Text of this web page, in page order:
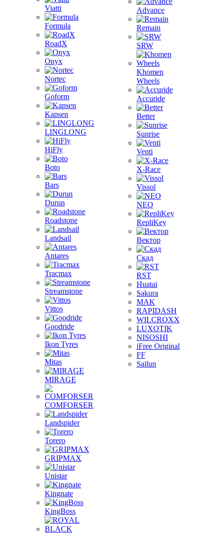
Viatti
Formula
RoadX
Onyx
Nortec
Goform
Kapsen
LINGLONG
HiFly
Boto
Bars
Durun
Roadstone
Landsail
Antares
Tracmax
Streamstone
Vittos
Goodride
Ikon Tyres
Mitas
MIRAGE
COMFORSER
Landspider
Torero
GRIPMAX
Unistar
Kingnate
KingBoss
Advance
Remain
SRW
Khomen
Wheels
Accuride
Better
Sunrise
Venti
X-Race
Vissol
NEO
RepliKey
Вектор
Скад
RST
Huatai
Sakura
MAK
RAPIDASH
WILCROXX
LUXOTIK
NISOSHI
iFree Original
FF
Sailun